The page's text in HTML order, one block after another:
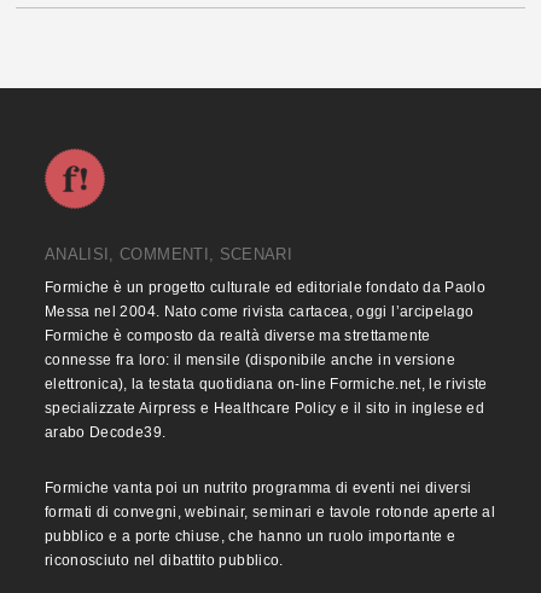
ANALISI, COMMENTI, SCENARI
Formiche è un progetto culturale ed editoriale fondato da Paolo
Messa nel 2004. Nato come rivista cartacea, oggi l’arcipelago
Formiche è composto da realtà diverse ma strettamente
connesse fra loro: il mensile (disponibile anche in versione
elettronica), la testata quotidiana on-line Formiche.net, le riviste
specializzate Airpress e Healthcare Policy e il sito in inglese ed
arabo Decode39.
Formiche vanta poi un nutrito programma di eventi nei diversi
formati di convegni, webinair, seminari e tavole rotonde aperte al
pubblico e a porte chiuse, che hanno un ruolo importante e
riconosciuto nel dibattito pubblico.